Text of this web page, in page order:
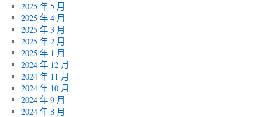
2025 年 5 月
2025 年 4 月
2025 年 3 月
2025 年 2 月
2025 年 1 月
2024 年 12 月
2024 年 11 月
2024 年 10 月
2024 年 9 月
2024 年 8 月